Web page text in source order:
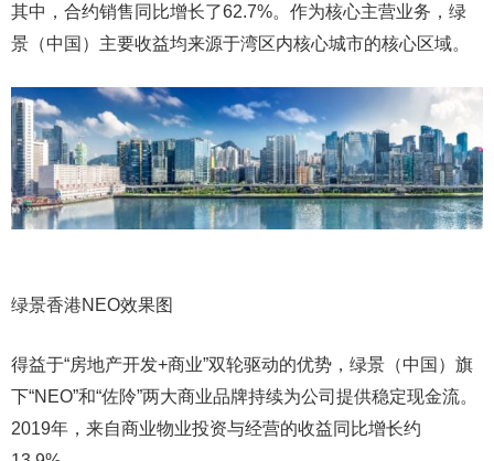
其中，合约销售同比增长了62.7%。作为核心主营业务，绿
景（中国）主要收益均来源于湾区内核心城市的核心区域。
绿景香港NEO效果图
得益于“房地产开发+商业”双轮驱动的优势，绿景（中国）旗
下“NEO”和“佐阾”两大商业品牌持续为公司提供稳定现金流。
2019年，来自商业物业投资与经营的收益同比增长约